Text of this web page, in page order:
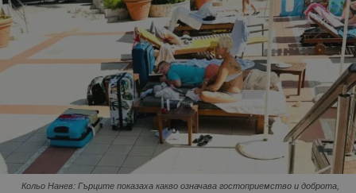
Кольо Нанев: Гърците показаха какво означава гостоприемство и доброта,